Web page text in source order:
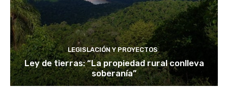
LEGISLACIÓN Y PROYECTOS
Ley de tierras: “La propiedad rural conlleva
soberanía”